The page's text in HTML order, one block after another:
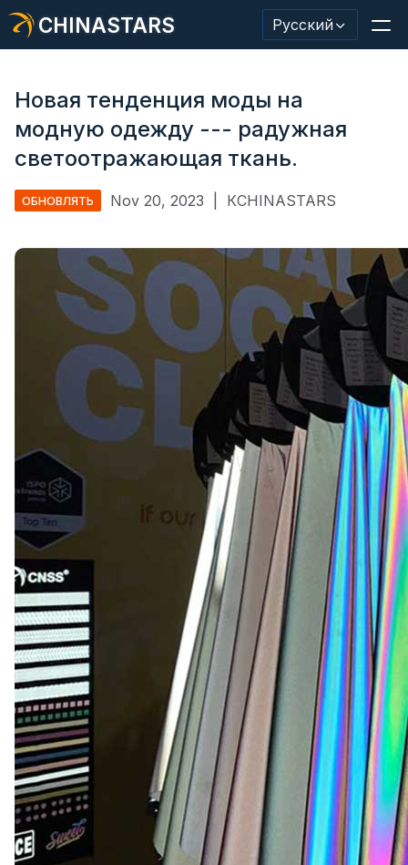
CHINASTARS Русский
Светоотражающий материал/лента
Модная светоотражающая ткань
Светящийся в темноте материал
Промышленная отделка для мытья
О КИНАССТАРС
Новый продукт
Сертификат
Каталог
Видео
Контакт
Новая тенденция моды на
модную одежду --- радужная
светоотражающая ткань.
ОБНОВЛЯТЬ Nov 20, 2023 КCHINASTARS